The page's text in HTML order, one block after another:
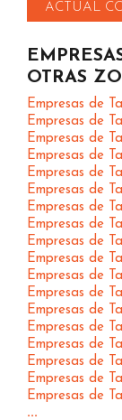
ACTUAL
OTRAS
Empresas de
Empresas de
Empresas de
Empresas de
Empresas de
Empresas de
Empresas de
Empresas de
Empresas de
Empresas de
Empresas de
Empresas de
Empresas de
Empresas de
Empresas de
Empresas de
Empresas de
Empresas de
...